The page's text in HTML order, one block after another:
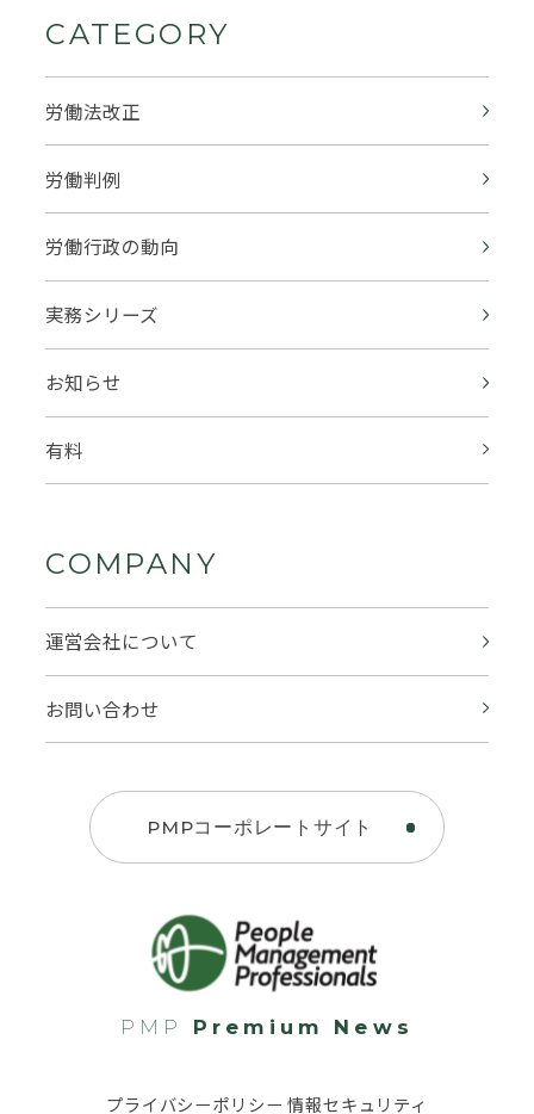
CATEGORY
労働法改正
労働判例
労働行政の動向
実務シリーズ
お知らせ
有料
COMPANY
運営会社について
お問い合わせ
PMPコーポレートサイト
PMP Premium News
プライバシーポリシー 情報セキュリティ